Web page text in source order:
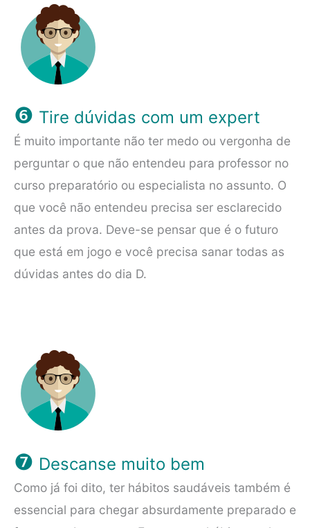
❻ Tire dúvidas com um expert
É muito importante não ter medo ou vergonha de
perguntar o que não entendeu para professor no
curso preparatório ou especialista no assunto. O
que você não entendeu precisa ser esclarecido
antes da prova. Deve-se pensar que é o futuro
que está em jogo e você precisa sanar todas as
dúvidas antes do dia D.
❼ Descanse muito bem
Como já foi dito, ter hábitos saudáveis também é
essencial para chegar absurdamente preparado e